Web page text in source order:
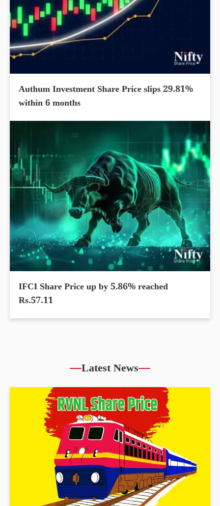
Authum Investment Share Price slips 29.81%
within 6 months
IFCI Share Price up by 5.86% reached
Rs.57.11
Latest News